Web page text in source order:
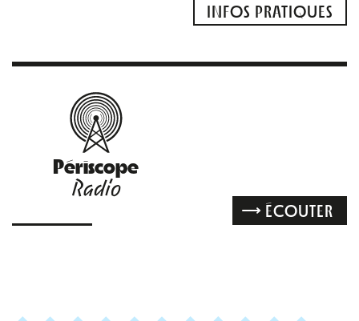
INFOS PRATIQUES
Périscope
Radio
ÉCOUTER